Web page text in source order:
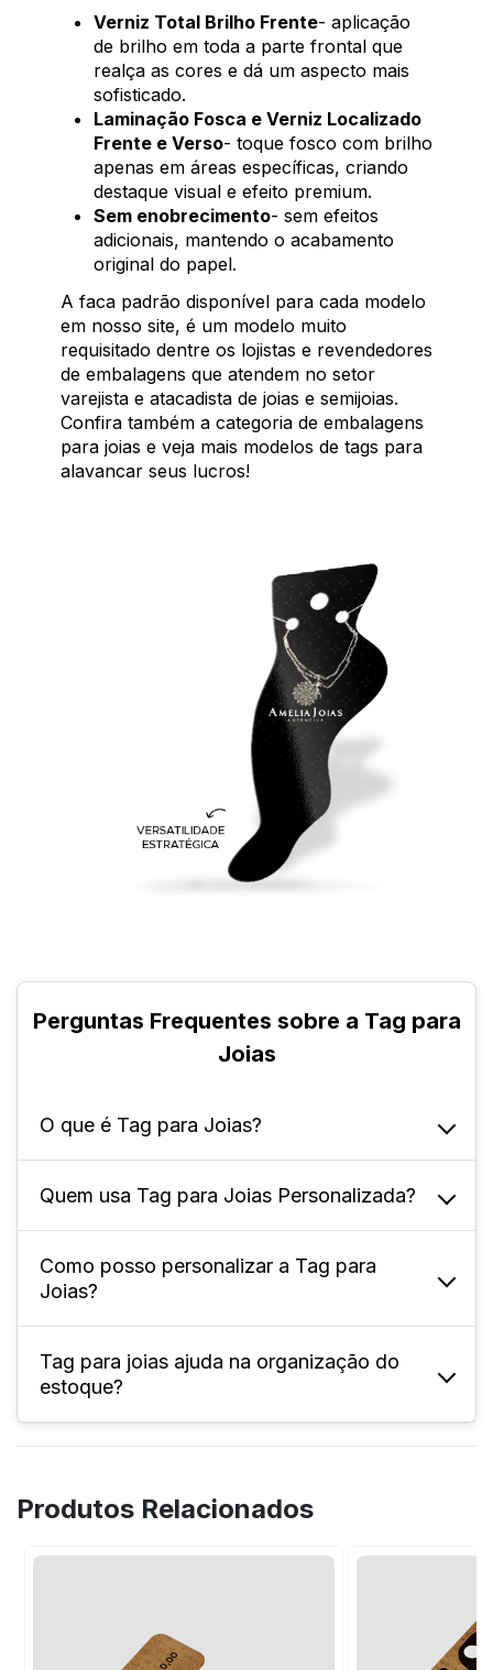
Verniz Total Brilho Frente- aplicação
de brilho em toda a parte frontal que
realça as cores e dá um aspecto mais
sofisticado.
Laminação Fosca e Verniz Localizado
Frente e Verso- toque fosco com brilho
apenas em áreas específicas, criando
destaque visual e efeito premium.
Sem enobrecimento- sem efeitos
adicionais, mantendo o acabamento
original do papel.
A faca padrão disponível para cada modelo
em nosso site, é um modelo muito
requisitado dentre os lojistas e revendedores
de embalagens que atendem no setor
varejista e atacadista de joias e semijoias.
Confira também a categoria de embalagens
para joias e veja mais modelos de tags para
alavancar seus lucros!
Perguntas Frequentes sobre a Tag para
Joias
O que é Tag para Joias?
A tag para joias é um material gráfico
utilizado para identificação e apresentação
de peças, como brincos, colares e anéis.
Quem usa Tag para Joias Personalizada?
Lojas de bijuterias
Quiosques de shoppings
Feiras e exposições
Revendedores
Como posso personalizar a Tag para
Joias?
Use e abuse da sua criatividade! Impressão
do logotipo, nome da marca e informações
comerciais, são alguns dos tipos de
Tag para joias ajuda na organização do
estoque?
organização em prateleiras e gôndolas.
Produtos Relacionados